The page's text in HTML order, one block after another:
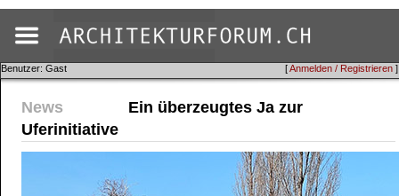
[Anmelden / Registrieren ]
Benutzer: Gast
News
Ein überzeugtes Ja zur
Uferinitiative